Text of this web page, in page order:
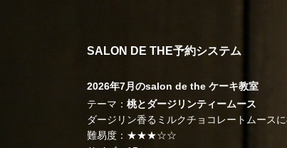
SALON DE THE予約システム
2026年7月のsalon de the ケーキ教室
テーマ： 桃とダージリンティームース
ダージリン香るミルクチョコレートムース
難易度：★★★☆☆